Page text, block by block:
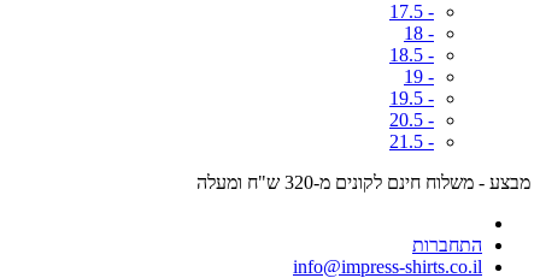
- 17.5
- 18
- 18.5
- 19
- 19.5
- 20.5
- 21.5
מבצע - משלוח חינם לקונים מ-320 ש"ח ומעלה
התחברות
info@impress-shirts.co.il